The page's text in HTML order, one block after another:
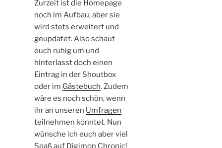
[Antwort]
1 ·2·3·4· 5·»
Name:
Email:
Zurzeit ist die Homepage
noch im Aufbau, aber sie
wird stets erweitert und
geupdatet. Also schaut
euch ruhig um und
hinterlasst doch einen
Eintrag in der Shoutbox
oder im Gästebuch. Zudem
wäre es noch schön, wenn
ihr an unseren Umfragen
teilnehmen könntet. Nun
wünsche ich euch aber viel
Spaß auf Digimon Chronic!